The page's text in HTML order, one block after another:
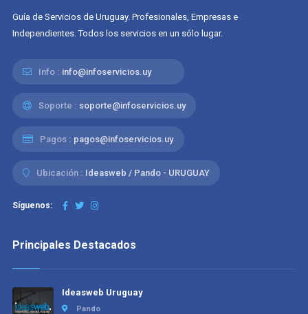
Guía de Servicios de Uruguay. Profesionales, Empresas e
Independientes. Todos los servicios en un sólo lugar.
Info : info@infoservicios.uy
Soporte : soporte@infoservicios.uy
Pagos : pagos@infoservicios.uy
Ubicación : Ideasweb / Pando - URUGUAY
Síguenos:
Principales Destacados
Ideasweb Uruguay
Pando